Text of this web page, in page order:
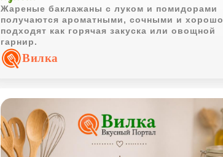
Жареные баклажаны с луком и помидорами
получаются ароматными, сочными и хорошо
подходят как горячая закуска или овощной
гарнир.
Вилка